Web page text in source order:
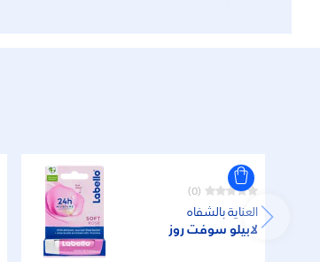
(0)
العناية بالشفاه
لابيلو سوفت روز